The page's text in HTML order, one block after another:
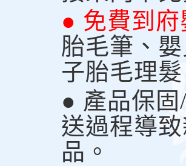
● 免費到
胎毛筆、
子胎毛理
● 產品保
送過程導
品。